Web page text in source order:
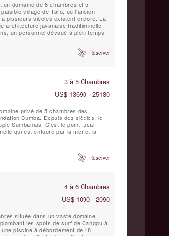
un domaine de 8 chambres et 5
village de Taro, où l'ancien
plusieurs siècles existent encore. La
architecture javanaise traditionnelle
un personnel dévoué à plein temps
Réserver
3 à 5 Chambres
US$ 13690 - 25180
privé de 5 chambres des
Sumba. Depuis des siècles, le
Sumbanais. C'est le point focal
qui est entouré par la mer et la
Réserver
4 à 6 Chambres
US$ 1090 - 2090
située dans un vaste domaine
les spots de surf de Canggu à
piscine à débordement de 18